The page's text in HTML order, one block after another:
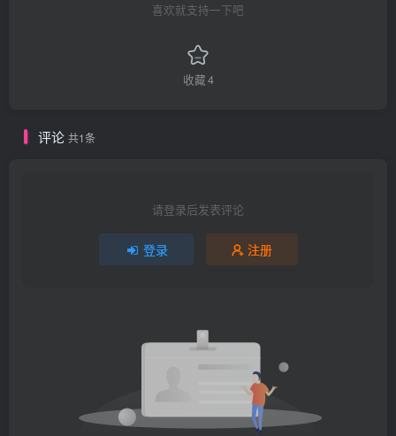
喜欢就支持一下吧
收藏4
评论 共1条
请登录后发表评论
登录 注册